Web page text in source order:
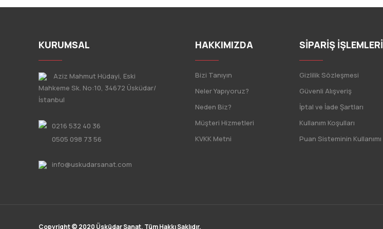
KURUMSAL
Aziz Mahmut Hüdayi, Eski
Mahkeme Sk. No:10, 34672 Üsküdar/
İstanbul
0216 532 40 36
0505 098 73 56
info@uskudarsanat.com
HAKKIMIZDA
Bizi Tanıyın
Neler Yapıyoruz?
Neden Biz?
Müşteri Hizmetleri
KVKK Metni
SİPARİŞ İŞLEMLERİ
Gizlilik Sözleşmesi
Güvenli Alışveriş
İptal ve İade Şartları
Kullanım Koşulları
Puan Sisteminin Kullanımı
Copyright © 2020 Üsküdar Sanat. Tüm Hakkı Saklıdır.